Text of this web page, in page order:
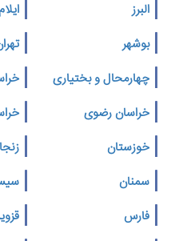
البرز
بوشهر
چهارمحال و بختیاری
خراسان رضوی
خوزستان
سمنان
فارس